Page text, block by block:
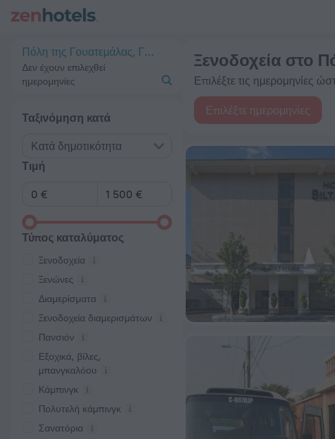
Πόλη της Γουατεμάλας, Γουατεμάλα
Δεν έχουν επιλεχθεί
ημερομηνίες
Ταξινόμηση κατά
Κατά δημοτικότητα
Τιμή
Τύπος καταλύματος
Ξενοδοχεία
Ξενώνες
Διαμερίσματα
Ξενοδοχεία διαμερισμάτων
Πανσιόν
Εξοχικά, βίλες,
μπανγκαλόου
Κάμπινγκ
Πολυτελή κάμπινγκ
Σανατόρια
Ξενοδοχεία στο
Επιλέξτε τις ημερομηνίες
Επιλέξτε ημερομηνίες
20 κορυφαία Ξενοδοχεία στο Πόλη της Γουατεμάλας 2026 από 34 €